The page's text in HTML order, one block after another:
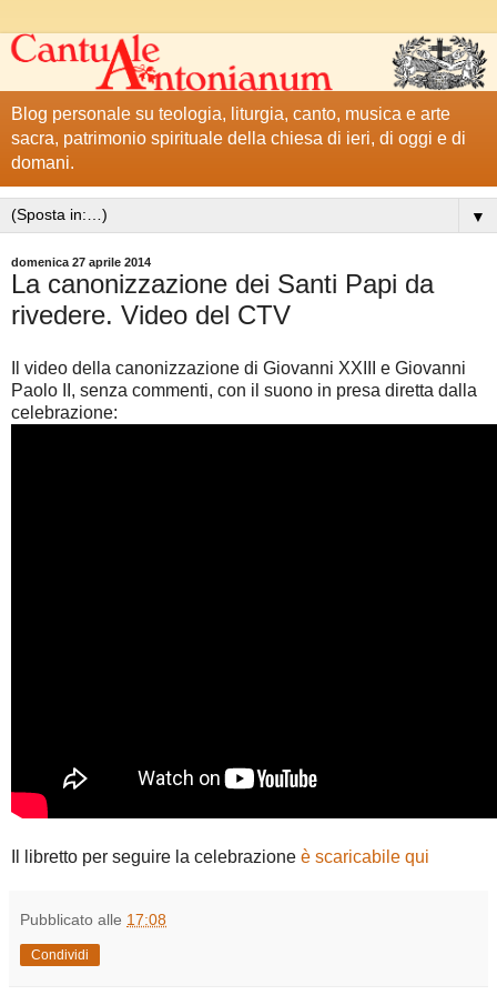
Blog personale su teologia, liturgia, canto, musica e arte
sacra, patrimonio spirituale della chiesa di ieri, di oggi e di
domani.
▼
domenica 27 aprile 2014
La canonizzazione dei Santi Papi da
rivedere. Video del CTV
Il video della canonizzazione di Giovanni XXIII e Giovanni
Paolo II, senza commenti, con il suono in presa diretta dalla
celebrazione:
Il libretto per seguire la celebrazione è scaricabile qui
Pubblicato alle 17:08
Condividi